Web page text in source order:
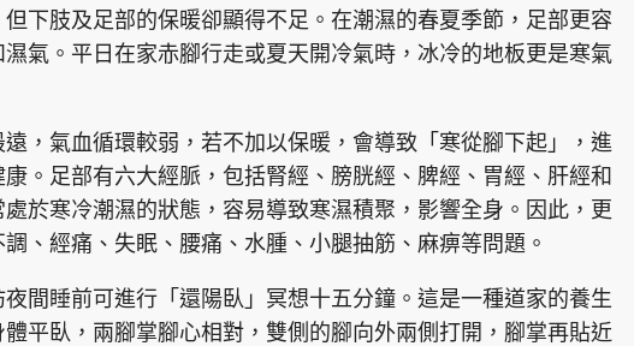
神機妙算 李丞責
緣來有理 麥玲玲
東Touch PCM 電腦廣場 星島頭條 星島日報 頭條日報
但下肢及足部的保暖卻顯得不足。在潮濕的春夏季節，足部更容
濕氣。平日在家赤腳行走或夏天開冷氣時，冰冷的地板更是寒氣
，氣血循環較弱，若不加以保暖，會導致「寒從腳下起」，進
。足部有六大經脈，包括腎經、膀胱經、脾經、胃經、肝經和
於寒冷潮濕的狀態，容易導致寒濕積聚，影響全身。因此，更
、經痛、失眠、腰痛、水腫、小腿抽筋、麻痹等問題。
間睡前可進行「還陽臥」冥想十五分鐘。這是一種道家的養生
體平臥，兩腳掌腳心相對，雙側的腳向外兩側打開，腳掌再貼近